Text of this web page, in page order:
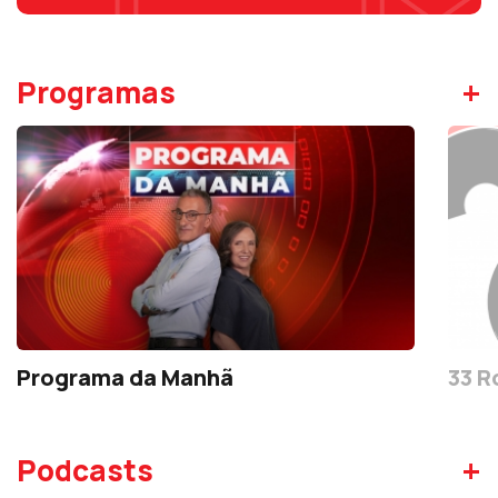
Programas +
Programa da Manhã 33
Podcasts +